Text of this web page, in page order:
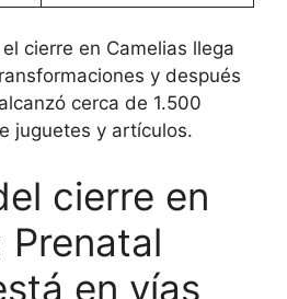
cierre en Camelias llega
y después
cerca de 1.500
juguetes y artículos.
cierre en
Prenatal
en vías